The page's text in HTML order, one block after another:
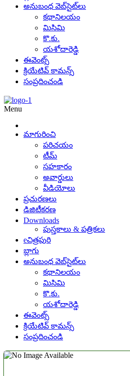
అనుబంధ వెబ్‌సైట్‌లు
కథానిలయం
మిసిమి
కొ.కు.
యశోదారెడ్డి
ఈవెంట్స్
క్రియేటివ్ కామన్స్
సంప్రదించండి
Menu
మాగురించి
పరిచయం
టీమ్
సహకారం
అవార్డులు
వీడియోలు
ప్రచురణలు
డిజిటీకరణ
Downloads
పుస్తకాలు & పత్రికలు
eచిత్రపురి
బ్లాగు
అనుబంధ వెబ్‌సైట్‌లు
కథానిలయం
మిసిమి
కొ.కు.
యశోదారెడ్డి
ఈవెంట్స్
క్రియేటివ్ కామన్స్
సంప్రదించండి